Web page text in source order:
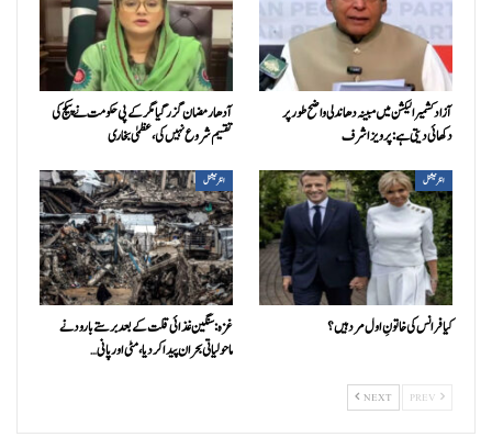
آزاد کشمیر الیکشن میں مبینہ دھاندلی واضح طور پر
دکھائی دیتی ہے: پرویز اشرف
آدھا رمضان گزر گیا مگر کے پی حکومت نے پیکج کی
تقسیم شروع نہیں کی، عظمیٰ بخاری
انٹرنیشنل
کیا فرانس کی خاتونِ اول مرد ہیں؟
انٹرنیشنل
غزہ: سنگین غذائی قلت کے بعد برستے بارود نے
ماحولیاتی بحران پیدا کردیا، مٹی اور پانی…
NEXT